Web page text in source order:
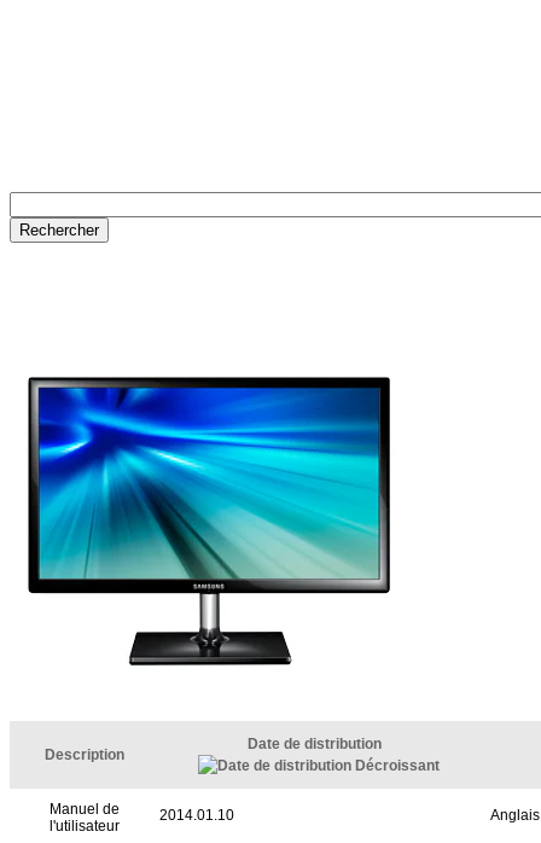
Description
Date de distribution
Manuel de
l'utilisateur
2014.01.10 Anglais